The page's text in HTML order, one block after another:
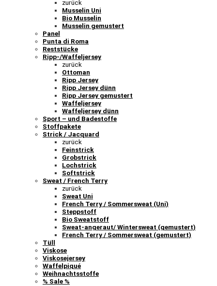
zurück
Musselin Uni
Bio Musselin
Musselin gemustert
Panel
Punta di Roma
Reststücke
Ripp-/Waffeljersey
zurück
Ottoman
Ripp Jersey
Ripp Jersey dünn
Ripp Jersey gemustert
Waffeljersey
Waffeljersey dünn
Sport – und Badestoffe
Stoffpakete
Strick / Jacquard
zurück
Feinstrick
Grobstrick
Lochstrick
Softstrick
Sweat / French Terry
zurück
Sweat Uni
French Terry / Sommersweat (Uni)
Steppstoff
Bio Sweatstoff
Sweat-angeraut/ Wintersweat (gemustert)
French Terry / Sommersweat (gemustert)
Tüll
Viskose
Viskosejersey
Waffelpiqué
Weihnachtsstoffe
% Sale %